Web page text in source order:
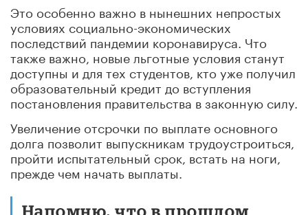
Это особенно важно в нынешних непростых
условиях социально-экономических
последствий пандемии коронавируса. Что
также важно, новые льготные условия станут
доступны и для тех студентов, кто уже получил
образовательный кредит до вступления
постановления правительства в законную силу.
Увеличение отсрочки по выплате основного
долга позволит выпускникам трудоустроиться,
пройти испытательный срок, встать на ноги,
прежде чем начать выплаты.
Напомню, что в прошлом